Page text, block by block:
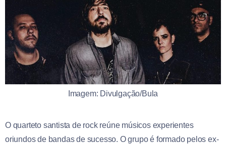
Imagem: Divulgação/Bula
O quarteto santista de rock reúne músicos experientes
oriundos de bandas de sucesso. O grupo é formado pelos ex-